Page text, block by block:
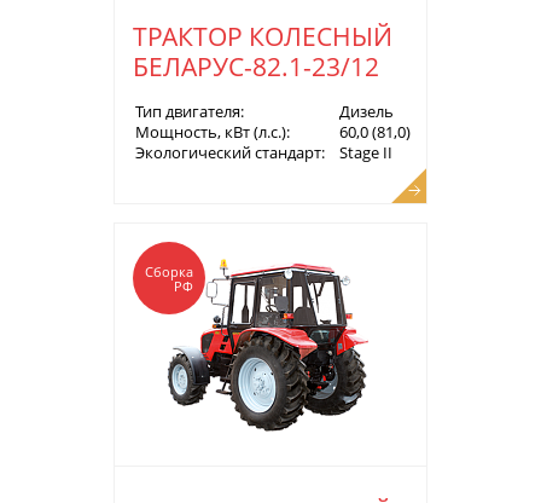
ТРАКТОР КОЛЕСНЫЙ
БЕЛАРУС-82.1-23/12
Тип двигателя:
Дизель
Мощность, кВт (л.с.):
60,0 (81,0)
Экологический стандарт:
Stage II
Сборка
РФ